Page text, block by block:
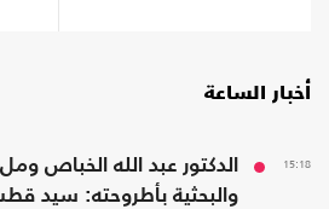
أخبار الساعة
15:18
الدكتور عبد الله الخباص
والبحثية بأطروحته: سيد